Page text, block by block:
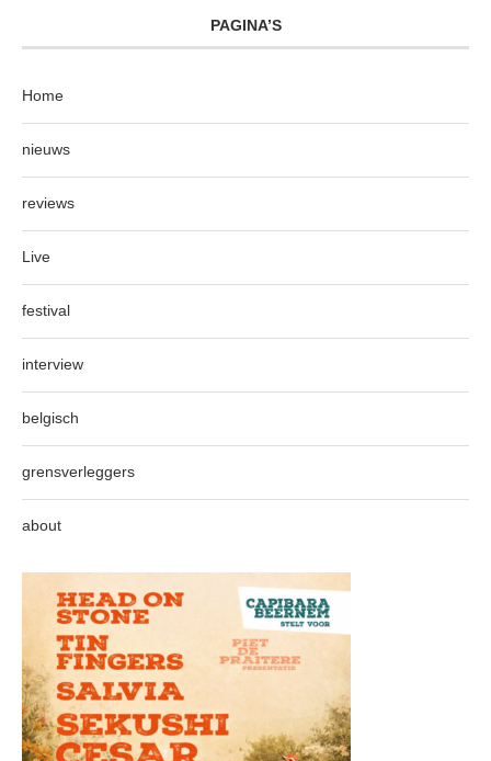
PAGINA’S
Home
nieuws
reviews
Live
festival
interview
belgisch
grensverleggers
about